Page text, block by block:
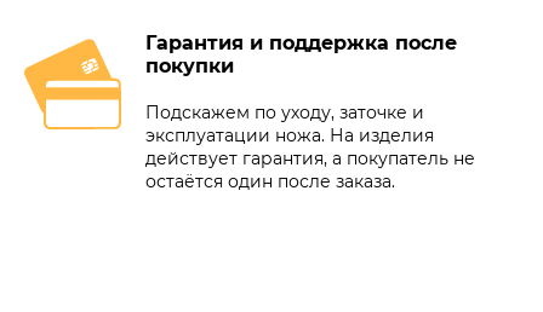
Гарантия и поддержка после
покупки
Подскажем по уходу, заточке и
эксплуатации ножа. На изделия
действует гарантия, а покупатель не
остаётся один после заказа.